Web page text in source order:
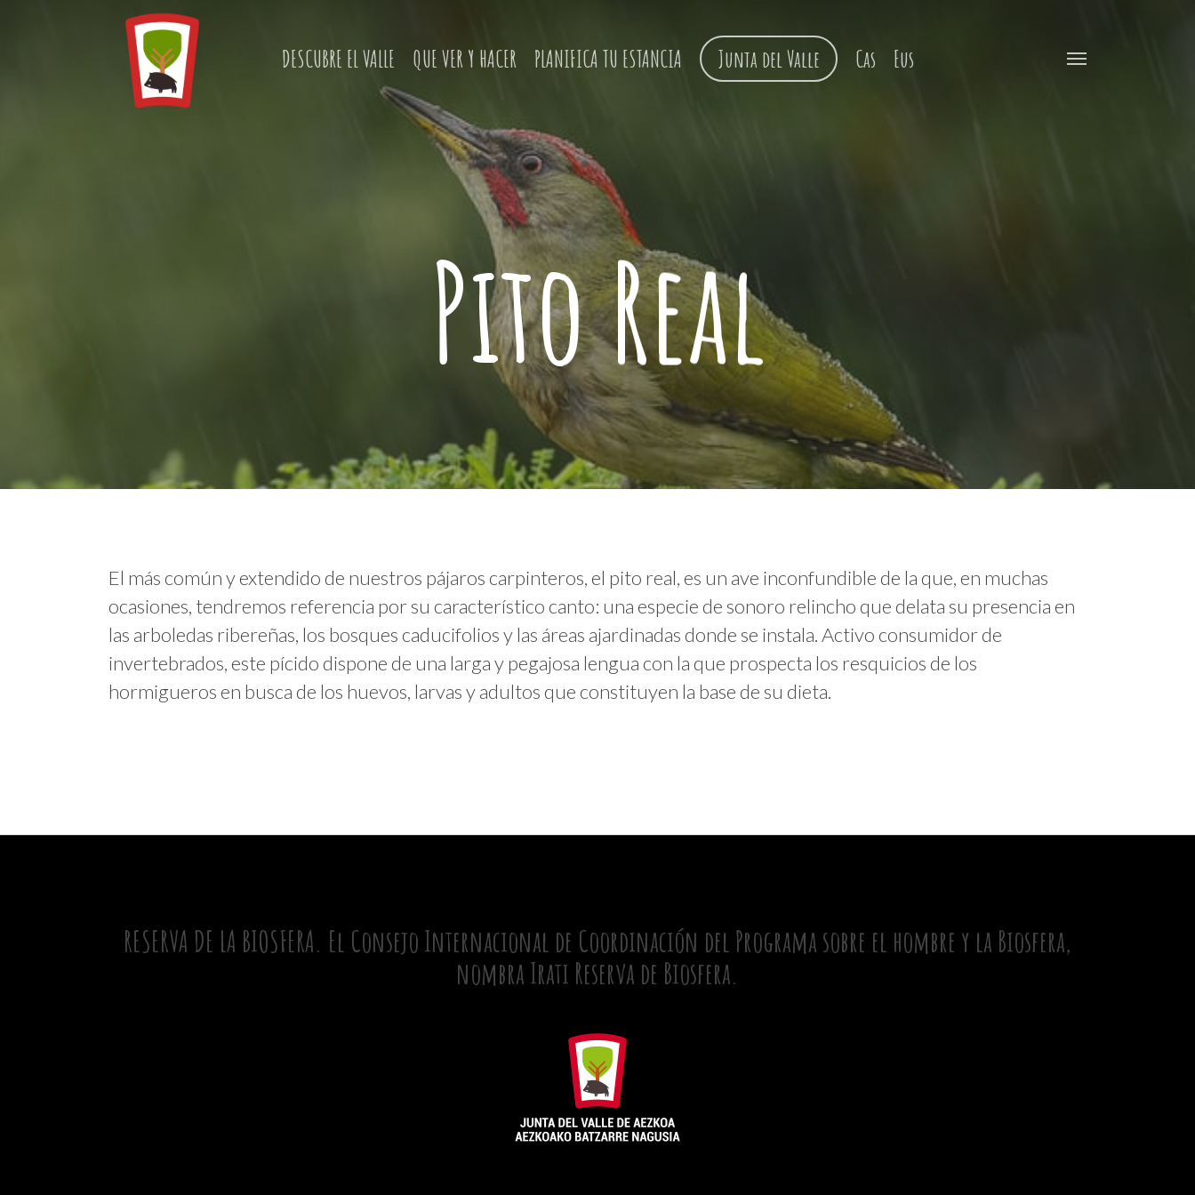
DESCUBRE EL VALLE QUE VER Y HACER PLANIFICA TU ESTANCIA Junta del Valle Cas Eus Menu
Pito Real
El más común y extendido de nuestros pájaros carpinteros, el pito real, es un ave inconfundible de la que, en muchas
ocasiones, tendremos referencia por su característico canto: una especie de sonoro relincho que delata su presencia en
las arboledas ribereñas, los bosques caducifolios y las áreas ajardinadas donde se instala. Activo consumidor de
invertebrados, este pícido dispone de una larga y pegajosa lengua con la que prospecta los resquicios de los
hormigueros en busca de los huevos, larvas y adultos que constituyen la base de su dieta.
RESERVA DE LA BIOSFERA. El Consejo Internacional de Coordinación del Programa sobre el hombre y la Biosfera,
nombra Irati Reserva de Biosfera.